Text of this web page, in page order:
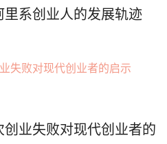
系创业人的发展轨迹
业失败对现代创业者的